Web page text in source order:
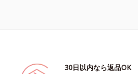
30日以内なら返品OK